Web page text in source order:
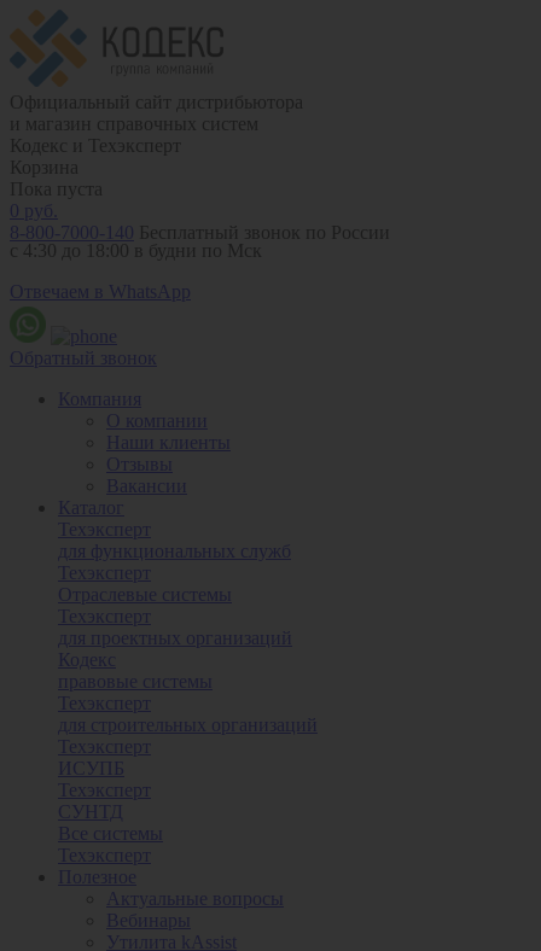
Официальный сайт дистрибьютора
и магазин справочных систем
Кодекс и Техэксперт
Корзина
Пока пуста
0 руб.
8-800-7000-140 Бесплатный звонок по России
с 4:30 до 18:00 в будни по Мск
Отвечаем в WhatsApp
Обратный звонок
Компания
О компании
Наши клиенты
Отзывы
Вакансии
Каталог
Техэксперт
для функциональных служб
Техэксперт
Отраслевые системы
Техэксперт
для проектных организаций
Кодекс
правовые системы
Техэксперт
для строительных организаций
Техэксперт
ИСУПБ
Техэксперт
СУНТД
Все системы
Техэксперт
Полезное
Актуальные вопросы
Вебинары
Утилита kAssist